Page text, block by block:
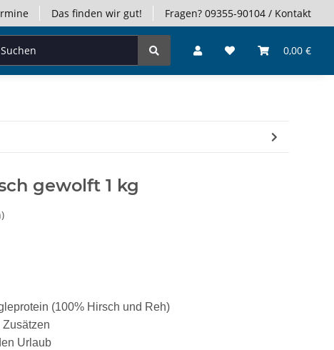
Das finden wir gut! Fragen? 09355-90104 / Kontakt
0,00 €
gewolft 1 kg
(100% Hirsch und Reh)
Zusätzen
Urlaub